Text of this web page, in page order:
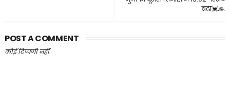
बढ़ा💓🙏
POST A COMMENT
कोई टिप्पणी नहीं